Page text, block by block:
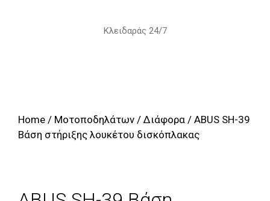
Κλειδαράς 24/7
Home / Μοτοποδηλάτων / Διάφορα / ABUS SH-39
Βάση στήριξης λουκέτου δισκόπλακας